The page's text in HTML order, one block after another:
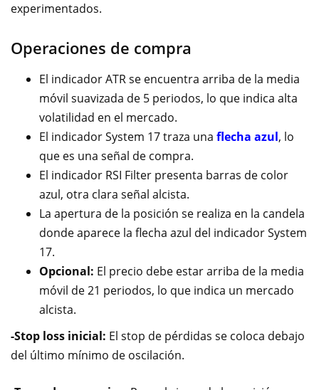
experimentados.
Operaciones de compra
El indicador ATR se encuentra arriba de la media
móvil suavizada de 5 periodos, lo que indica alta
volatilidad en el mercado.
El indicador System 17 traza una flecha azul, lo
que es una señal de compra.
El indicador RSI Filter presenta barras de color
azul, otra clara señal alcista.
La apertura de la posición se realiza en la candela
donde aparece la flecha azul del indicador System
17.
Opcional: El precio debe estar arriba de la media
móvil de 21 periodos, lo que indica un mercado
alcista.
-Stop loss inicial: El stop de pérdidas se coloca debajo
del último mínimo de oscilación.